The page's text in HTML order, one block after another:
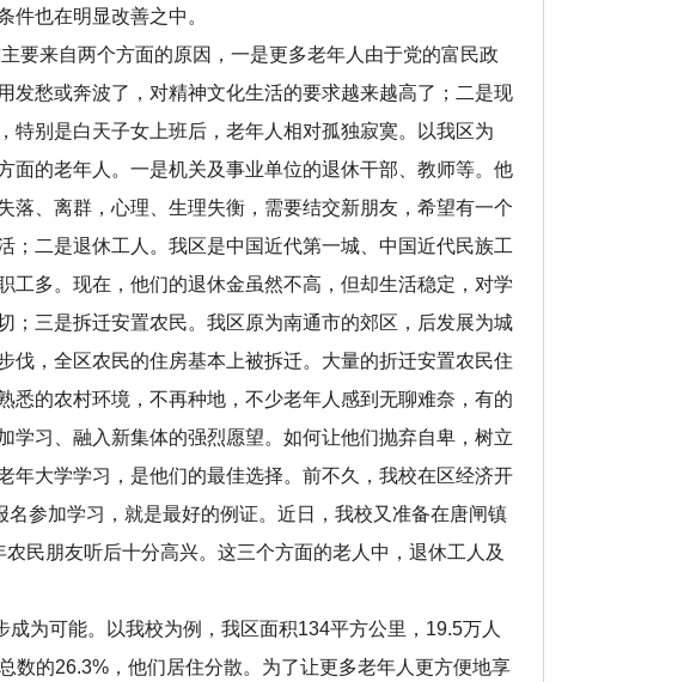
件也在明显改善之中。
来自两个方面的原因，一是更多老年人由于党的富民政
发愁或奔波了，对精神文化生活的要求越来越高了；二是现
特别是白天子女上班后，老年人相对孤独寂寞。以我区为
面的老年人。一是机关及事业单位的退休干部、教师等。他
落、离群，心理、生理失衡，需要结交新朋友，希望有一个
；二是退休工人。我区是中国近代第一城、中国近代民族工
工多。现在，他们的退休金虽然不高，但却生活稳定，对学
；三是拆迁安置农民。我区原为南通市的郊区，后发展为城
伐，全区农民的住房基本上被拆迁。大量的折迁安置农民住
悉的农村环境，不再种地，不少老年人感到无聊难奈，有的
学习、融入新集体的强烈愿望。如何让他们抛弃自卑，树立
年大学学习，是他们的最佳选择。前不久，我校在区经济开
参加学习，就是最好的例证。近日，我校又准备在唐闸镇
民朋友听后十分高兴。这三个方面的老人中，退休工人及
为可能。以我校为例，我区面积134平方公里，19.5万人
数的26.3%，他们居住分散。为了让更多老年人更方便地享